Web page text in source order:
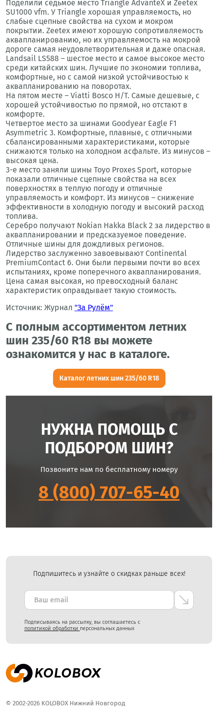
Поделили седьмое место Triangle AdvanteX и Zeetex
SU1000 vfm. У Triangle хорошая управляемость, но
слабые сцепные свойства на сухом и мокром
покрытии. Zeetex имеют хорошую сопротивляемость
аквапланированию, но их управляемость на мокрой
дороге самая неудовлетворительная и даже опасная.
Landsail LS588 – шестое место и самое высокое место
среди китайских шин. Лучшие по экономии топлива,
комфортные, но с самой низкой устойчивостью к
аквапланированию на поворотах.
На пятом месте – Viatti Bosco H/T. Самые дешевые, с
хорошей устойчивостью по прямой, но отстают в
комфорте.
Четвертое место за шинами Goodyear Eagle F1
Asymmetric 3. Комфортные, плавные, с отличными
сбалансированными характеристиками, которые
снижаются только на холодном асфальте. Из минусов –
высокая цена.
3-е место заняли шины Toyo Proxes Sport, которые
показали отличные сцепные свойства на всех
поверхностях в теплую погоду и отличные
управляемость и комфорт. Из минусов – снижение
эффективности в холодную погоду и высокий расход
топлива.
Серебро получают Nokian Hakka Black 2 за лидерство в
аквапланировании и предсказуемое поведение.
Отличные шины для дождливых регионов.
Лидерство заслуженно завоевывают Continental
PremiumContact 6. Они были первыми почти во всех
испытаниях, кроме поперечного аквапланирования.
Цена самая высокая, но превосходный баланс
характеристик оправдывает такую стоимость.
Источник: Журнал "За Рулём"
С полным ассортиментом летних
шин 235/60 R18 вы можете
ознакомится у нас в каталоге.
Каталог летних шин 235/60 R18
НУЖНА ПОМОЩЬ С
ПОДБОРОМ ШИН?
Позвоните нам по бесплатному номеру
8 (800) 707-65-40
Подпишитесь и узнайте о скидках раньше всех!
Подписываясь на рассылку, вы соглашаетесь с
политикой обработки персональных данных
© 2002-2026 KOLOBOX Нижний Новгород